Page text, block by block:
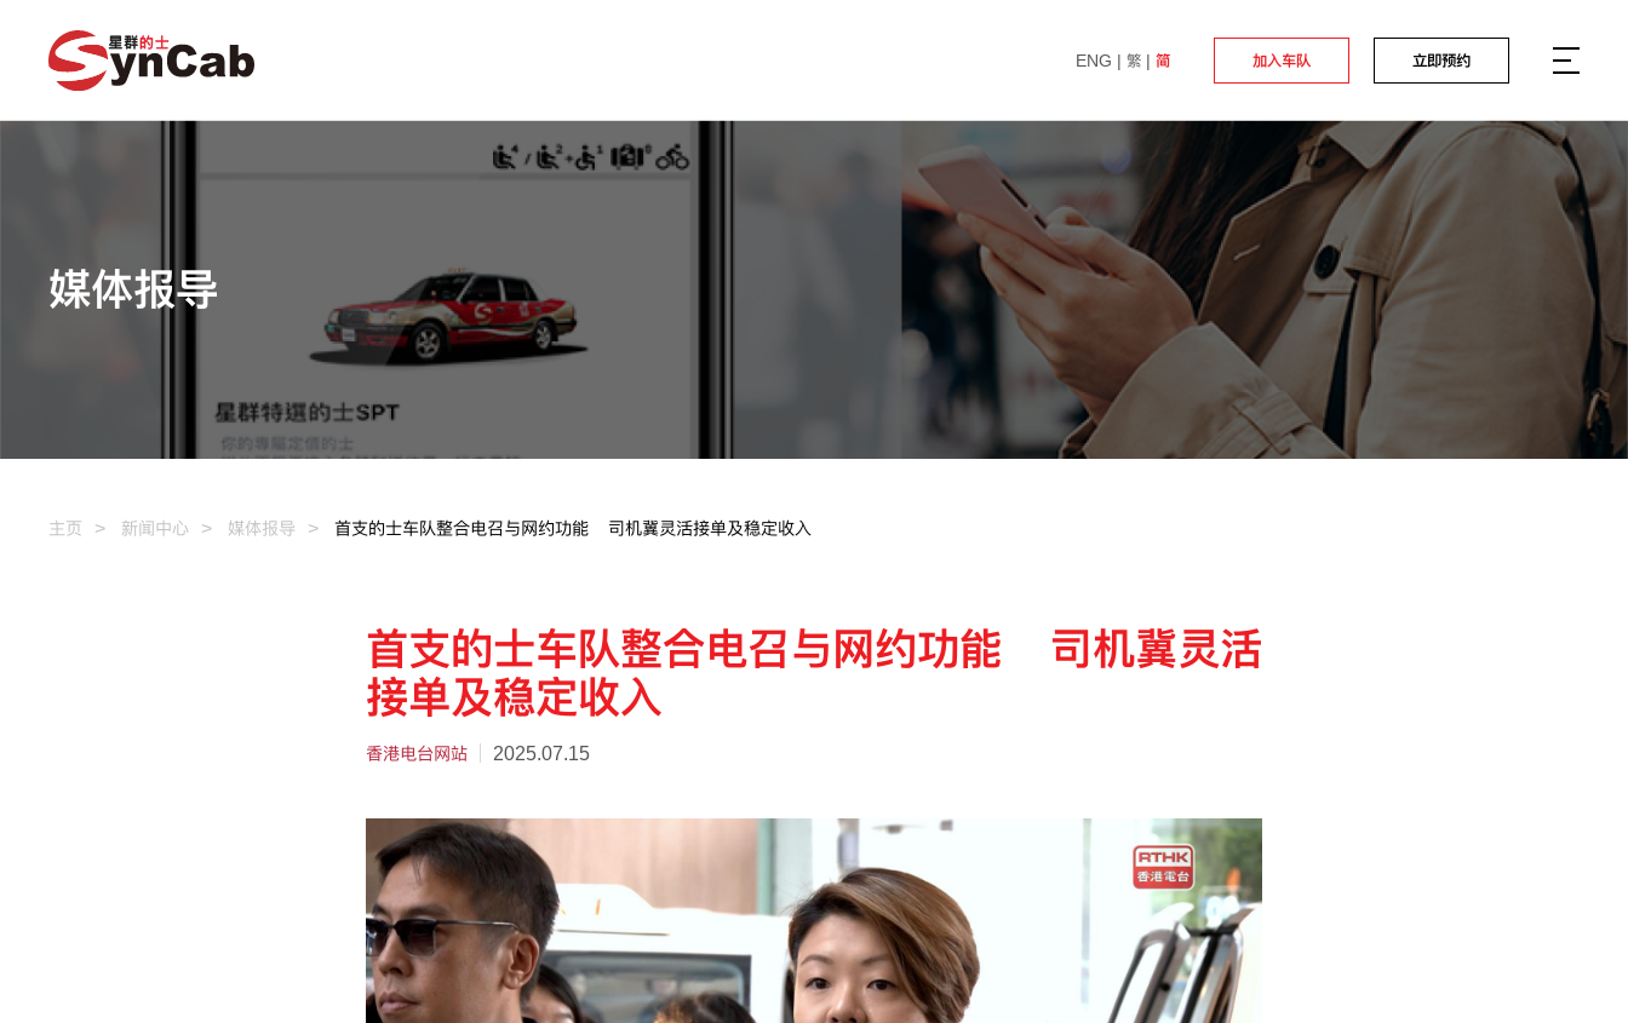
ENG 繁 简 加入车队 立即预约
媒体报导
主页 新闻中心 媒体报导 首支的士车队整合电召与网约功能 司机冀灵活接单及稳定收入
首支的士车队整合电召与网约功能 司机冀灵活
接单及稳定收入
香港电台网站 2025.07.15